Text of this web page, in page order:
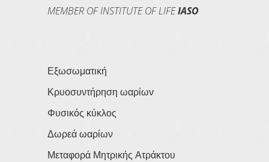
MEMBER OF INSTITUTE OF LIFEIASO
Εξωσωματική
Κρυοσυντήρηση ωαρίων
Φυσικός κύκλος
Δωρεά ωαρίων
Μεταφορά Μητρικής Ατράκτου